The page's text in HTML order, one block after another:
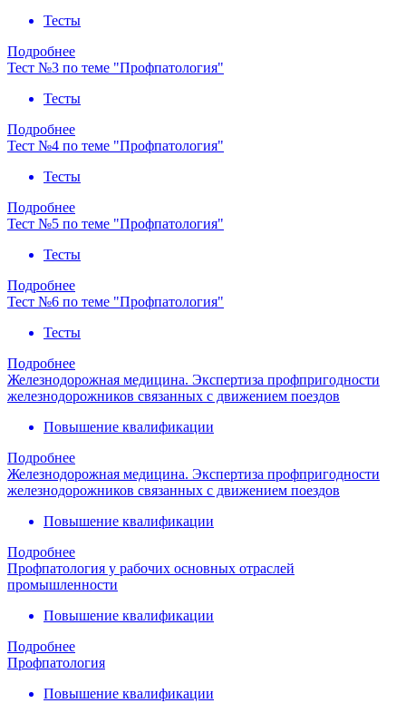
Тесты
Подробнее
Тест №3 по теме "Профпатология"
Тесты
Подробнее
Тест №4 по теме "Профпатология"
Тесты
Подробнее
Тест №5 по теме "Профпатология"
Тесты
Подробнее
Тест №6 по теме "Профпатология"
Тесты
Подробнее
Железнодорожная медицина. Экспертиза профпригодности
железнодорожников связанных с движением поездов
Повышение квалификации
Подробнее
Железнодорожная медицина. Экспертиза профпригодности
железнодорожников связанных с движением поездов
Повышение квалификации
Подробнее
Профпатология у рабочих основных отраслей
промышленности
Повышение квалификации
Подробнее
Профпатология
Повышение квалификации